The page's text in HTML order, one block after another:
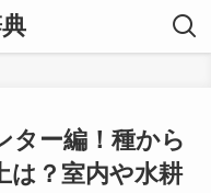
ター編！種から
は？室内や水耕